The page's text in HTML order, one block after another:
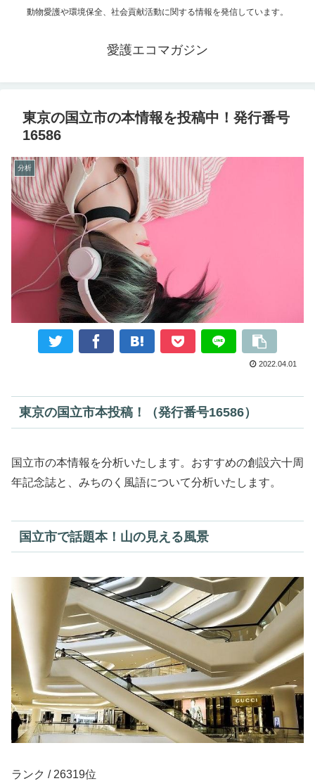
動物愛護や環境保全、社会貢献活動に関する情報を発信しています。
愛護エコマガジン
東京の国立市の本情報を投稿中！発行番号
16586
分析
2022.04.01
東京の国立市本投稿！（発行番号16586）
国立市の本情報を分析いたします。おすすめの創設六十周
年記念誌と、みちのく風語について分析いたします。
国立市で話題本！山の見える風景
ランク / 26319位